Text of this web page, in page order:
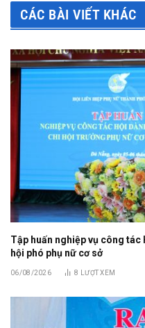
CÁC BÀI VIẾT KHÁC
Tập huấn nghiệp vụ công
hội phó phụ nữ cơ sở
06/08/2026 8 LƯỢT XEM